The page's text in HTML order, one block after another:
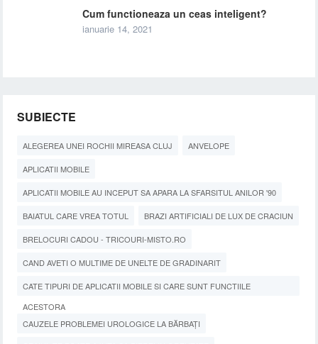
Cum functioneaza un ceas inteligent?
ianuarie 14, 2021
SUBIECTE
ALEGEREA UNEI ROCHII MIREASA CLUJ ANVELOPE
APLICATII MOBILE
APLICATII MOBILE AU INCEPUT SA APARA LA SFARSITUL ANILOR '90
BAIATUL CARE VREA TOTUL BRAZI ARTIFICIALI DE LUX DE CRACIUN
BRELOCURI CADOU - TRICOURI-MISTO.RO
CAND AVETI O MULTIME DE UNELTE DE GRADINARIT
CATE TIPURI DE APLICATII MOBILE SI CARE SUNT FUNCTIILE
ACESTORA
CAUZELE PROBLEMEI UROLOGICE LA BĂRBAȚI